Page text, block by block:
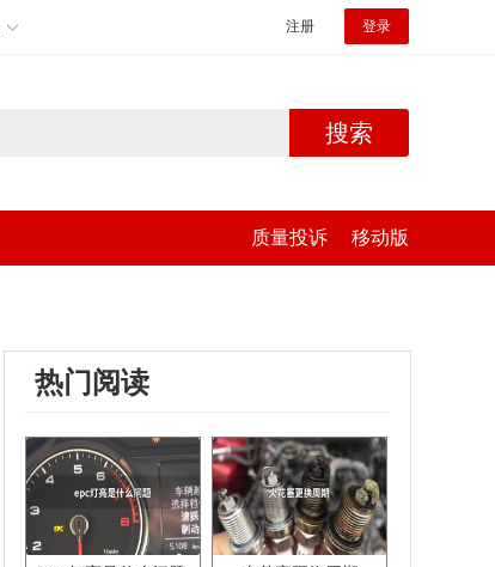
注册 登录
搜索
质量投诉 移动版
热门阅读